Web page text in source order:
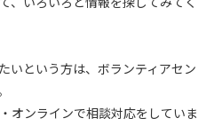
いという方は、ボランティアセン
オンラインで相談対応をしていま